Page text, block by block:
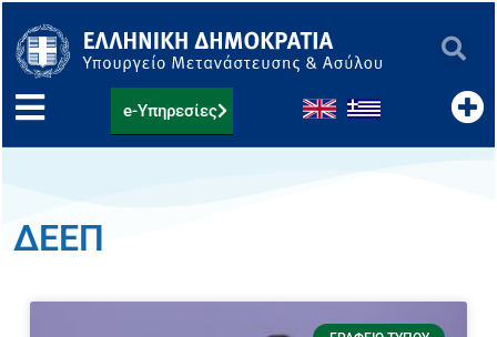
στο
περιεχόμενο
e-Υπηρεσίες
ΔΕΕΠ